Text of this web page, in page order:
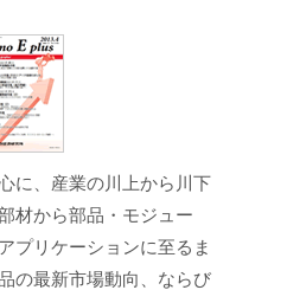
に、産業の川上から川下
材から部品・モジュー
プリケーションに至るま
の最新市場動向、ならび